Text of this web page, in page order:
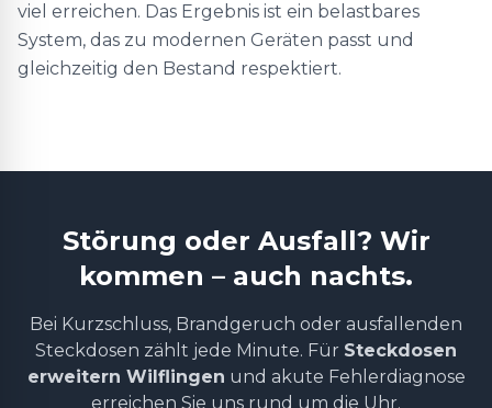
viel erreichen. Das Ergebnis ist ein belastbares
System, das zu modernen Geräten passt und
gleichzeitig den Bestand respektiert.
Störung oder Ausfall? Wir
kommen – auch nachts.
Bei Kurzschluss, Brandgeruch oder ausfallenden
Steckdosen zählt jede Minute. Für Steckdosen
erweitern Wilflingen und akute Fehlerdiagnose
erreichen Sie uns rund um die Uhr.